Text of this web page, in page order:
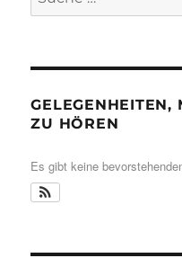
nach:
GELEGENHEITEN,
ZU HÖREN
Es gibt keine